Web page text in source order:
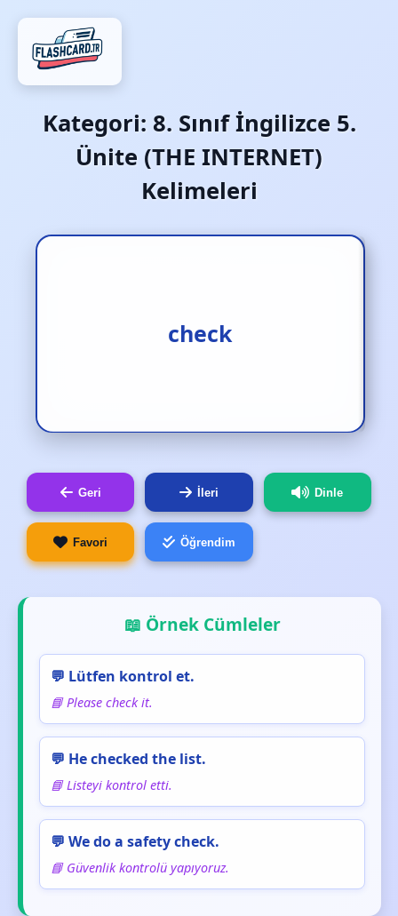
Kategori: 8. Sınıf İngilizce 5.
Ünite (THE INTERNET)
Kelimeleri
check
kontrol etmek
Geri İleri Dinle
Favori Öğrendim
📖 Örnek Cümleler
💬 Lütfen kontrol et.
📘 Please check it.
💬 He checked the list.
📘 Listeyi kontrol etti.
💬 We do a safety check.
📘 Güvenlik kontrolü yapıyoruz.